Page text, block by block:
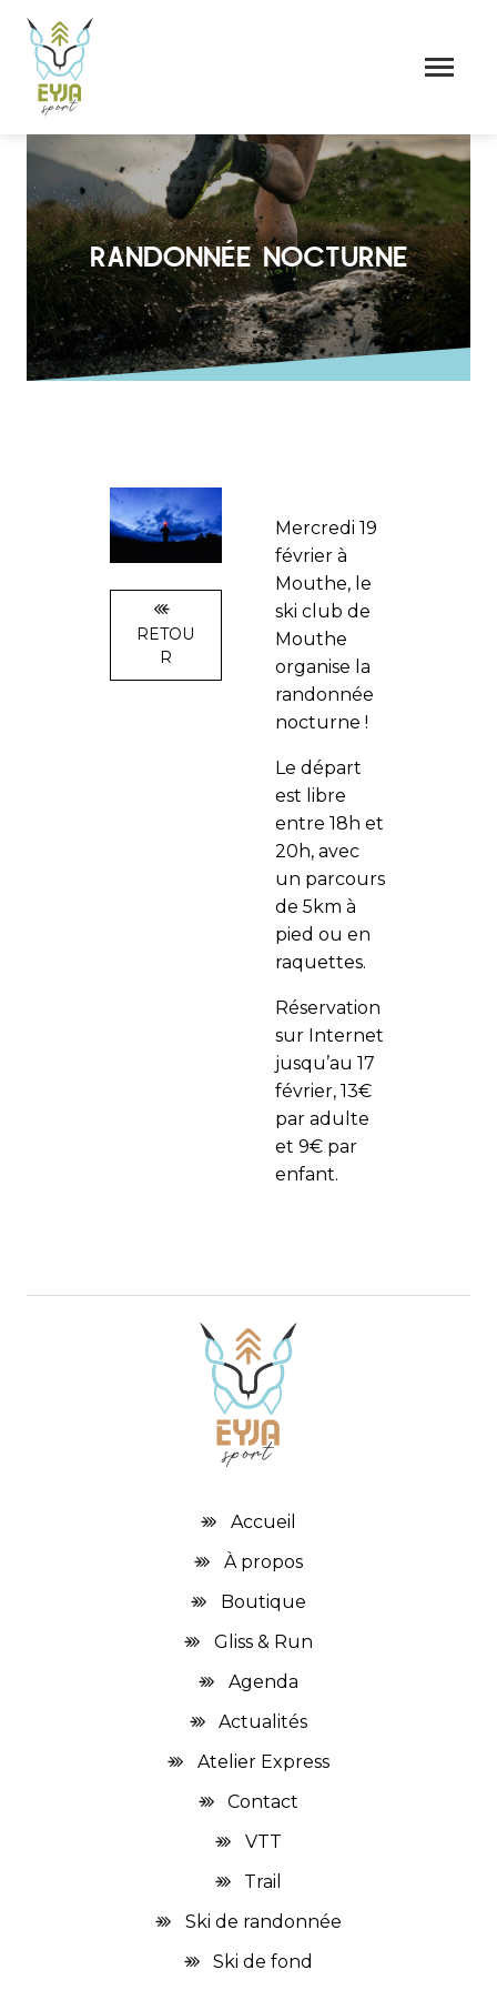
RANDONNÉE NOCTURNE
RETOU
R
Mercredi 19
février à
Mouthe, le
ski club de
Mouthe
organise la
randonnée
nocturne !
Le départ
est libre
entre 18h et
20h, avec
un parcours
de 5km à
pied ou en
raquettes.
Réservation
sur Internet
jusqu’au 17
février, 13€
par adulte
et 9€ par
enfant.
Accueil
À propos
Boutique
Gliss & Run
Agenda
Actualités
Atelier Express
Contact
VTT
Trail
Ski de randonnée
Ski de fond